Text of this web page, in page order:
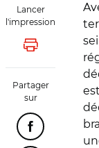
Lancer
l'impression
Lancer
Partager
sur
Partager